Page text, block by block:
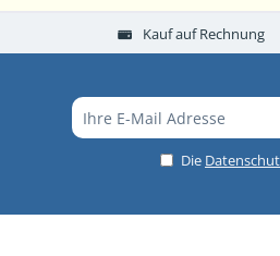
Kauf auf Rechnung
Die